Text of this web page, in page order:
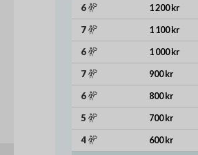
6
1 200 kr
7
1 100 kr
6
1 000 kr
7
900 kr
6
800 kr
5
700 kr
4
600 kr